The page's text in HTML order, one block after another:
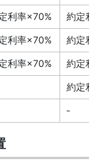
利率×70%
約定利
利率×70%
約定利
利率×70%
約定利
約定利
‐